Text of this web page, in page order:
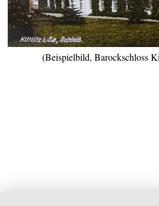
(Beispielbild, Barockschloss